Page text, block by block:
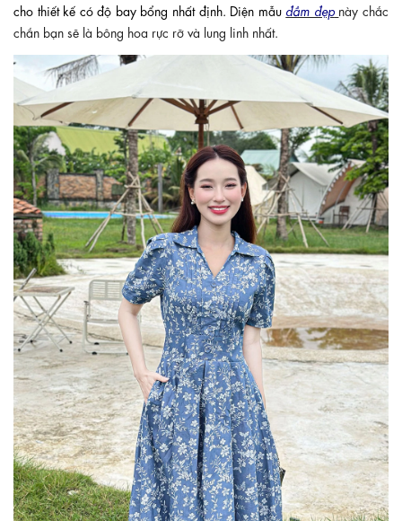
cho thiết kế có độ bay bổng nhất định. Diện mẫu đầm đẹp này chắc
chắn bạn sẽ là bông hoa rực rỡ và lung linh nhất.